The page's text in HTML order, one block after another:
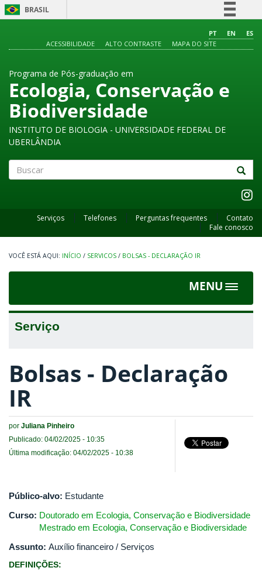
BRASIL
Comunica BR
Acesso à informação
Legislação
PT EN
ES
ACESSIBILIDADE
ALTO CONTRASTE MAPA DO SITE
Programa de Pós-graduação em
Ecologia, Conservação e
Biodiversidade
INSTITUTO DE BIOLOGIA - UNIVERSIDADE FEDERAL DE
UBERLÂNDIA
Serviços Telefones Perguntas frequentes
Contato
Fale conosco
INÍCIO / SERVICOS / BOLSAS - DECLARAÇÃO IR
MENU
Toggle
Serviço
Bolsas - Declaração
IR
por Juliana Pinheiro
Publicado: 04/02/2025 - 10:35
Última modificação: 04/02/2025 - 10:38
Público-alvo: Estudante
Curso: Doutorado em Ecologia, Conservação e Biodiversidade
Mestrado em Ecologia, Conservação e Biodiversidade
Assunto: Auxílio financeiro / Serviços
DEFINIÇÕES: